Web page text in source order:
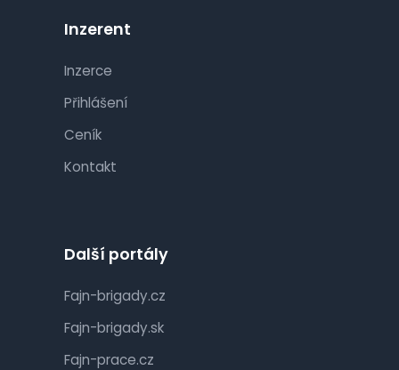
Inzerent
Inzerce
Přihlášení
Ceník
Kontakt
Další portály
Fajn-brigady.cz
Fajn-brigady.sk
Fajn-prace.cz